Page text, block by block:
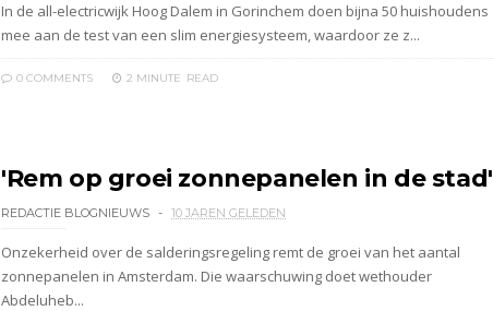
In de all-electricwijk Hoog Dalem in Gorinchem doen bijna 50 huishoudens
mee aan de test van een slim energiesysteem, waardoor ze z...
0 COMMENTS 2 MINUTE READ
'Rem op groei zonnepanelen in de stad'
REDACTIE BLOGNIEUWS 10 JAREN GELEDEN
Onzekerheid over de salderingsregeling remt de groei van het aantal
zonnepanelen in Amsterdam. Die waarschuwing doet wethouder
Abdeluheb...